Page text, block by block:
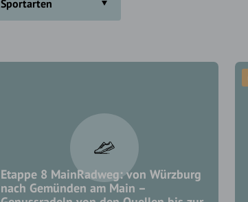
Sportarten
Etappe 8 MainRadweg: von Würzburg
nach Gemünden am Main –